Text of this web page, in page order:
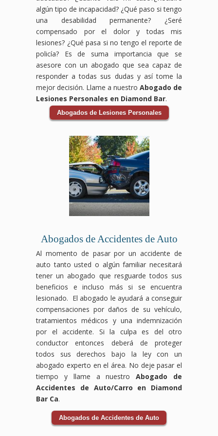
reclamar
los
daños
por
tus
lesiones,
gastos
médicos,
pérdida
de
ingresos
y
perjuicio
hayas
sufrido.
accidentes
centros
comerciales
ocurrir
por
condiciones
inseguras,
como
resbaladizos,
falta
de
mantenimiento
o
por
parte
del
personal.
Nuestro
de
abogados
especializados
médicos,
perdidos,
daños
al
vehículo
y
cualquier
otra
pérdida
relacionada
con
el
Los
accidentes
de
auto
pueden
ser
traumáticos
y
tener
consecuencias
pero
tienes
que
enfrentarlos
solo.
Nuestro
equipo
de
abogados
especializados
accidentes
de
tránsito
te
guiará
del
proceso
tu
accidente
laboral.
Sabemos
que
enfrentar
accidente
en
el
trabajo
puede
ser
pero
no
tienes
que
hacerlo
solo.
Nuestro
equipo
de
abogados
en
laboral
luchará
para
tus
derechos
sean
respetados
y
el
apoyo
necesario
durante
aseguradoras
pueden
Bicicleta
en
Lynwood,
Downey,
CA,
estamos
comprometidos
a
ayudarte
a
obtener
la
compensación
necesitas
para
cubrir
gastos
médicos,
pérdida
ingresos,
otros
ocasionados
por
el
accidente.
Los
accidentes
de
bicicleta
pueden
ocurrir
debido
negligencia
de
conductores
o
condiciones
en
la
vía,
aquí
ayudarte
a
obtener
la
compensación
que
mereces
por
tus
lesiones,
gastos
salarios
perdidos
y
daños
a tu
vehículo.
Los
accidentes
de
auto
ser
pero
no
tienes
que
enfrentarlo
solo.
Nuestro
equipo
de
expertos
en
accidentes
de
tránsito
de
todo
CA,
estamos
aquí
para
proteger
tus
derechos
y
ayudarte
a
obtener
el
apoyo
que
necesitas
para
cubrir
gastos
médicos,
salarios
perdidos
y
más.
accidentes
pueden
ocurrir
en
industria
y a
menudo
dejan
a
trabajadores
enfrentando
dificultades
físicas
equipo
de
algún tipo de incapacidad? ¿Qué paso si tengo
una desabilidad permanente? ¿Seré
compensado por el dolor y todas mis
lesiones? ¿Qué pasa si no tengo el reporte de
policía? Es de suma importancia que se
asesore con un abogado que sea capaz de
responder a todas sus dudas y así tome la
mejor decisión. Llame a nuestro Abogado de
Lesiones Personales en Diamond Bar.
Abogados de Lesiones Personales
Abogados de Accidentes de Auto
Al momento de pasar por un accidente de
auto tanto usted o algún familiar necesitará
tener un abogado que resguarde todos sus
beneficios e incluso más si se encuentra
lesionado. El abogado le ayudará a conseguir
compensaciones por daños de su vehículo,
tratamientos médicos y una indemnización
por el accidente. Si la culpa es del otro
conductor entonces deberá de proteger
todos sus derechos bajo la ley con un
abogado experto en el área. No deje pasar el
tiempo y llame a nuestroAbogado de
Accidentes de Auto/Carro en Diamond
Bar Ca.
Abogados de Accidentes de Auto